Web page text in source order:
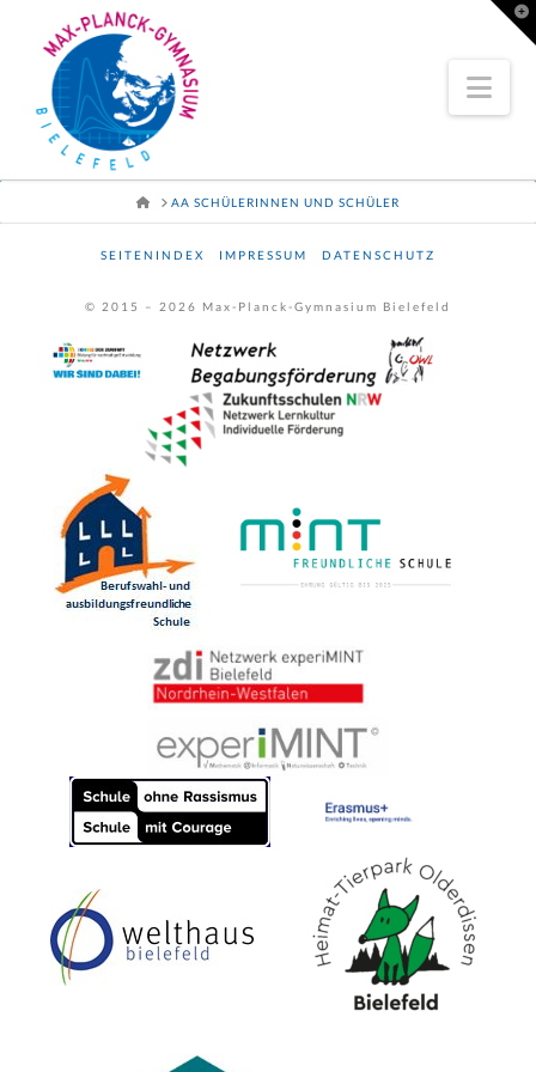
HOMEAA SCHÜLERINNEN UND SCHÜLER
SEITENINDEX IMPRESSUM DATENSCHUTZ
© 2015 – 2026 Max-Planck-Gymnasium Bielefeld